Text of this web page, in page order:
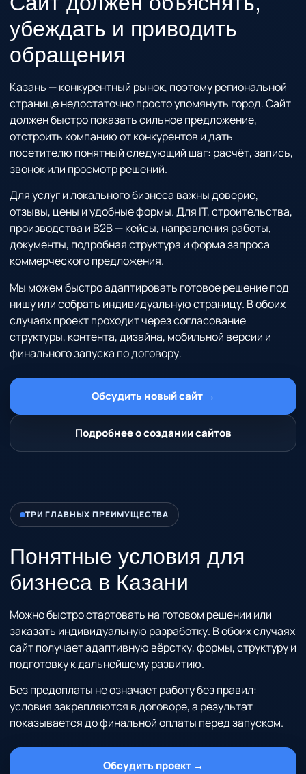
убеждать и приводить
обращения
Казань — конкурентный рынок, поэтому региональной
странице недостаточно просто упомянуть город. Сайт
должен быстро показать сильное предложение,
отстроить компанию от конкурентов и дать
посетителю понятный следующий шаг: расчёт, запись,
звонок или просмотр решений.
Для услуг и локального бизнеса важны доверие,
отзывы, цены и удобные формы. Для IT, строительства,
производства и B2B — кейсы, направления работы,
документы, подробная структура и форма запроса
коммерческого предложения.
Мы можем быстро адаптировать готовое решение под
нишу или собрать индивидуальную страницу. В обоих
случаях проект проходит через согласование
структуры, контента, дизайна, мобильной версии и
финального запуска по договору.
Обсудить новый сайт →
Подробнее о создании сайтов
ТРИ ГЛАВНЫХ ПРЕИМУЩЕСТВА
Понятные условия для
бизнеса в Казани
Можно быстро стартовать на готовом решении или
заказать индивидуальную разработку. В обоих случаях
сайт получает адаптивную вёрстку, формы, структуру и
подготовку к дальнейшему развитию.
Без предоплаты не означает работу без правил:
условия закрепляются в договоре, а результат
показывается до финальной оплаты перед запуском.
Обсудить проект →